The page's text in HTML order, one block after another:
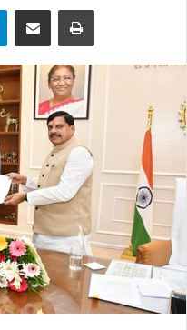
TelegramShare via Email Print